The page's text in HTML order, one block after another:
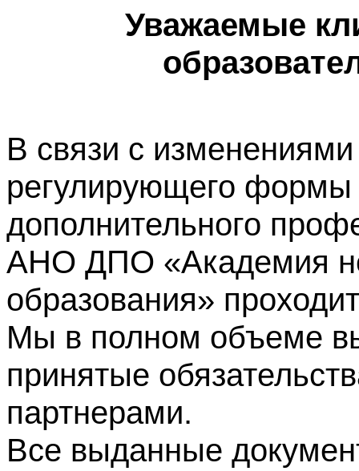
Уважаемые
В связи с изменениями
регулирующего формы
дополнительного
АНО ДПО «Академия
образования»
Мы в полном объеме
принятые
партнерами.
Все выданные